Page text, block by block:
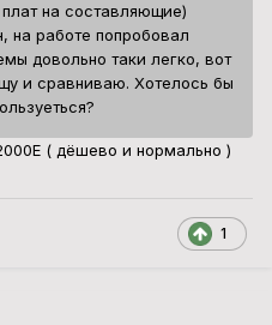
на составляющие)
на работе попробовал
довольно таки легко, вот
и сравниваю. Хотелось бы
( дёшево и нормально )
1